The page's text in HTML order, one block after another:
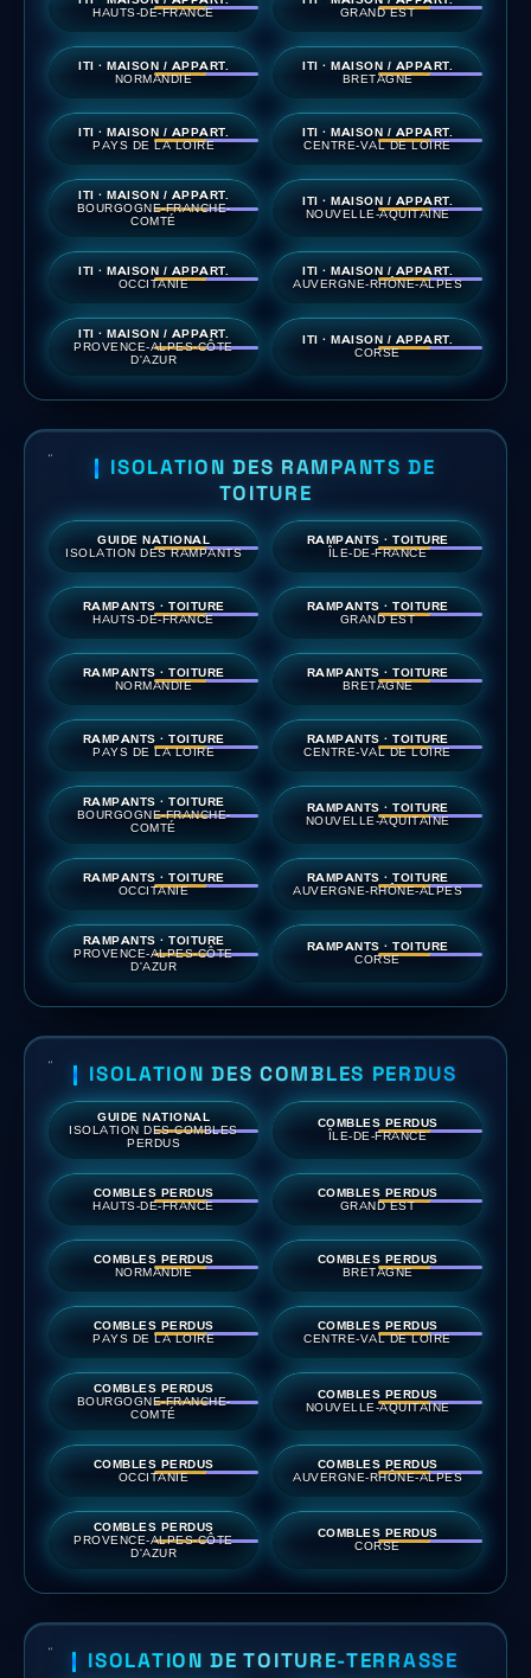
HAUTS-DE-FRANCE
GRAND EST
ITI · MAISON / APPART.
NORMANDIE
ITI · MAISON / APPART.
BRETAGNE
ITI · MAISON / APPART.
PAYS DE LA LOIRE
ITI · MAISON / APPART.
CENTRE-VAL DE LOIRE
ITI · MAISON / APPART.
BOURGOGNE-FRANCHE-
COMTÉ
ITI · MAISON / APPART.
NOUVELLE-AQUITAINE
ITI · MAISON / APPART.
OCCITANIE
ITI · MAISON / APPART.
AUVERGNE-RHÔNE-ALPES
ITI · MAISON / APPART.
PROVENCE-ALPES-CÔTE
D'AZUR
ITI · MAISON / APPART.
CORSE
ISOLATION DES RAMPANTS DE
TOITURE
GUIDE NATIONAL
ISOLATION DES RAMPANTS
RAMPANTS · TOITURE
ÎLE-DE-FRANCE
RAMPANTS · TOITURE
HAUTS-DE-FRANCE
RAMPANTS · TOITURE
GRAND EST
RAMPANTS · TOITURE
NORMANDIE
RAMPANTS · TOITURE
BRETAGNE
RAMPANTS · TOITURE
PAYS DE LA LOIRE
RAMPANTS · TOITURE
CENTRE-VAL DE LOIRE
RAMPANTS · TOITURE
BOURGOGNE-FRANCHE-
COMTÉ
RAMPANTS · TOITURE
NOUVELLE-AQUITAINE
RAMPANTS · TOITURE
OCCITANIE
RAMPANTS · TOITURE
AUVERGNE-RHÔNE-ALPES
RAMPANTS · TOITURE
PROVENCE-ALPES-CÔTE
D'AZUR
RAMPANTS · TOITURE
CORSE
ISOLATION DES COMBLES PERDUS
GUIDE NATIONAL
ISOLATION DES COMBLES
PERDUS
COMBLES PERDUS
ÎLE-DE-FRANCE
COMBLES PERDUS
HAUTS-DE-FRANCE
COMBLES PERDUS
GRAND EST
COMBLES PERDUS
NORMANDIE
COMBLES PERDUS
BRETAGNE
COMBLES PERDUS
PAYS DE LA LOIRE
COMBLES PERDUS
CENTRE-VAL DE LOIRE
COMBLES PERDUS
BOURGOGNE-FRANCHE-
COMTÉ
COMBLES PERDUS
NOUVELLE-AQUITAINE
COMBLES PERDUS
OCCITANIE
COMBLES PERDUS
AUVERGNE-RHÔNE-ALPES
COMBLES PERDUS
PROVENCE-ALPES-CÔTE
D'AZUR
COMBLES PERDUS
CORSE
ISOLATION DE TOITURE-TERRASSE